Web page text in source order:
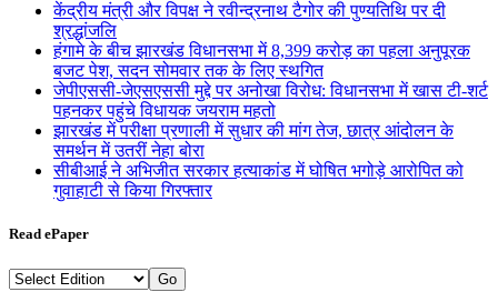
केंद्रीय मंत्री और विपक्ष ने रवीन्द्रनाथ टैगोर की पुण्यतिथि पर दी
श्रद्धांजलि
हंगामे के बीच झारखंड विधानसभा में 8,399 करोड़ का पहला अनुपूरक
बजट पेश, सदन सोमवार तक के लिए स्थगित
जेपीएससी-जेएसएससी मुद्दे पर अनोखा विरोध: विधानसभा में खास टी-शर्ट
पहनकर पहुंचे विधायक जयराम महतो
झारखंड में परीक्षा प्रणाली में सुधार की मांग तेज, छात्र आंदोलन के
समर्थन में उतरीं नेहा बोरा
सीबीआई ने अभिजीत सरकार हत्याकांड में घोषित भगोड़े आरोपित को
गुवाहाटी से किया गिरफ्तार
Read ePaper